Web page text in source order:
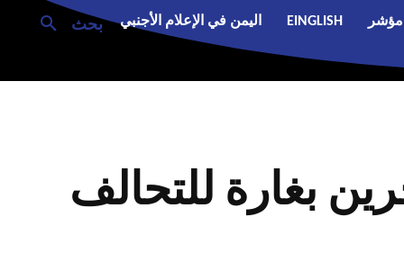
بحث مؤشر EINGLISH اليمن في الإعلام الأجنبي
بغارة للتحالف